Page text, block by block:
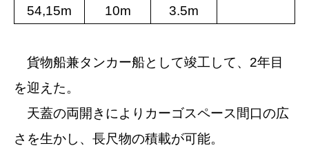
54,15m 10m 3.5m
貨物船兼タンカー船として竣工して、2年目
を迎えた。
天蓋の両開きによりカーゴスペース間口の広
さを生かし、長尺物の積載が可能。